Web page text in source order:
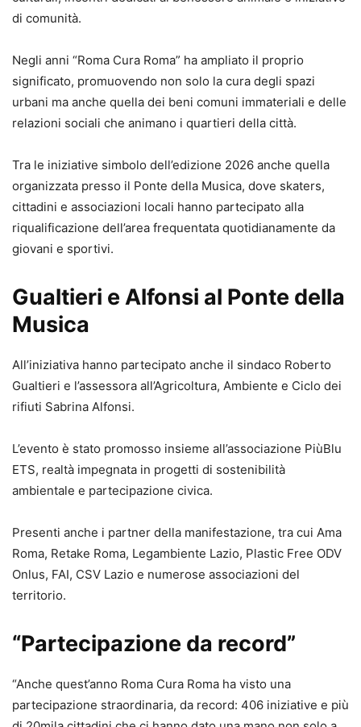
di comunità.
Negli anni “Roma Cura Roma” ha ampliato il proprio
significato, promuovendo non solo la cura degli spazi
urbani ma anche quella dei beni comuni immateriali e delle
relazioni sociali che animano i quartieri della città.
Tra le iniziative simbolo dell’edizione 2026 anche quella
organizzata presso il Ponte della Musica, dove skaters,
cittadini e associazioni locali hanno partecipato alla
riqualificazione dell’area frequentata quotidianamente da
giovani e sportivi.
Gualtieri e Alfonsi al Ponte della
Musica
All’iniziativa hanno partecipato anche il sindaco Roberto
Gualtieri e l’assessora all’Agricoltura, Ambiente e Ciclo dei
rifiuti Sabrina Alfonsi.
L’evento è stato promosso insieme all’associazione PiùBlu
ETS, realtà impegnata in progetti di sostenibilità
ambientale e partecipazione civica.
Presenti anche i partner della manifestazione, tra cui Ama
Roma, Retake Roma, Legambiente Lazio, Plastic Free ODV
Onlus, FAI, CSV Lazio e numerose associazioni del
territorio.
“Partecipazione da record”
“Anche quest’anno Roma Cura Roma ha visto una
partecipazione straordinaria, da record: 406 iniziative e più